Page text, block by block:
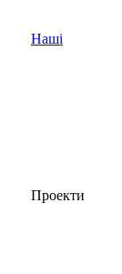
Наші
Проекти